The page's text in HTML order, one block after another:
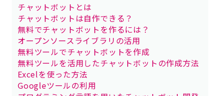
チャットボットとは
チャットボットは自作できる？
無料でチャットボットを作るには？
オープンソースライブラリの活用
無料ツールでチャットボットを作成
無料ツールを活用したチャットボットの作成方法
Excelを使った方法
Googleツールの利用